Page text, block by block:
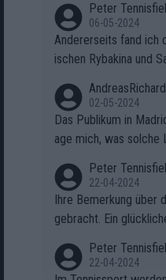
Peter
06-05-2024
Andererseits fand ich
ischen Rybakina und
AndreasRichard
02-05-2024
Das Publikum in
age mich, was solche
ben.
Peter
22-04-2024
Ihre Bemerkung über
gebracht. Ein
Peter
22-04-2024